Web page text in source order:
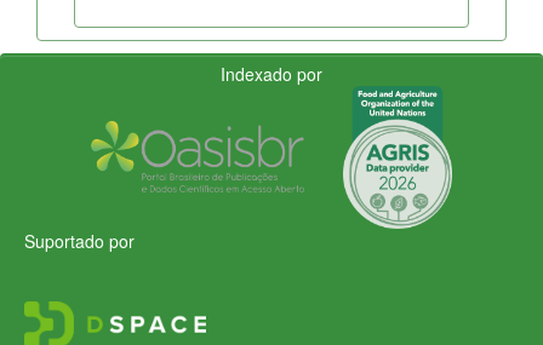
Indexado por
Suportado por